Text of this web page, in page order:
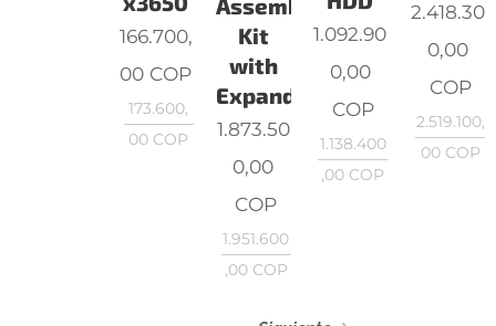
166.700,
00 COP
173.600,
00 COP
Kit
with
Expander
1.873.50
0,00
COP
1.951.600
,00COP
1.092.90
0,00
COP
1.138.400
,00 COP
2.418.30
0,00
COP
2.519.100,
00COP